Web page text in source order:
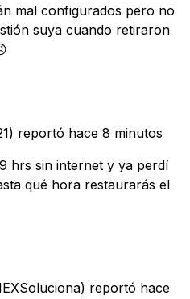
mal configurados pero no
suya cuando retiraron
reportó hace 8 minutos
hrs sin internet y ya perdí
qué hora restaurarás el
reportó hace